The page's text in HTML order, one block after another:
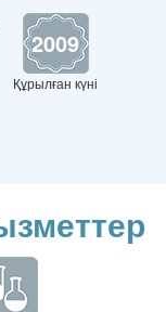
2009
Құрылған күні